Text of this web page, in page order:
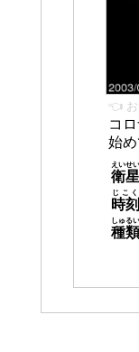
👈 お
コ
始め
衛星
えいせい
時刻
じこく
種類
しゅるい